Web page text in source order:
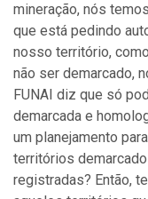
mineração, nós
que está pedindo
nosso território,
não ser demarcado,
FUNAI diz que só
demarcada e
um planejamento
territórios
registradas? Então,